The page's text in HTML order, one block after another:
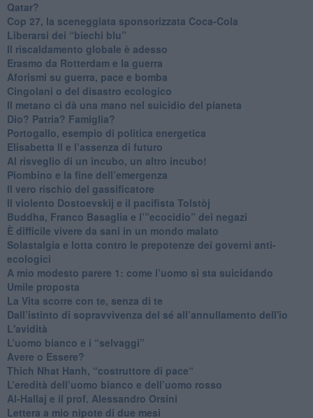
Qatar?
​Cop 27, la sceneggiata sponsorizzata Coca-Cola
​Liberarsi dei “biechi blu”
Il riscaldamento globale è adesso
​Erasmo da Rotterdam e la guerra
​Aforismi su guerra, pace e bomba
Cingolani o del disastro ecologico
​Il metano ci dà una mano nel suicidio del pianeta
​Dio? Patria? Famiglia?
Portogallo, esempio di politica energetica
​Elisabetta II e l’assenza di futuro
Al risveglio di un incubo, un altro incubo!
​Piombino e la fine dell’emergenza
​Il vero rischio del gassificatore
​Il violento Dostoevskij e il pacifista Tolstòj
​Buddha, Franco Basaglia e l’”ecocidio” dei negazi
​È difficile vivere da sani in un mondo malato
Solastalgia e lotta contro le prepotenze dei governi anti-
ecologici
​A mio modesto parere 1: come l’uomo si sta suicidando
​Umile proposta
​La Vita scorre con te, senza di te
​Dall’istinto di sopravvivenza del sé all’annullamento dell'io
L'avidità
​L’uomo bianco e i “selvaggi”
​Avere o Essere?
​Thich Nhat Hanh, “costruttore di pace“
​L’eredità dell’uomo bianco e dell’uomo rosso
Al-Hallaj e il prof. Alessandro Orsini
​Lettera a mio nipote di due mesi